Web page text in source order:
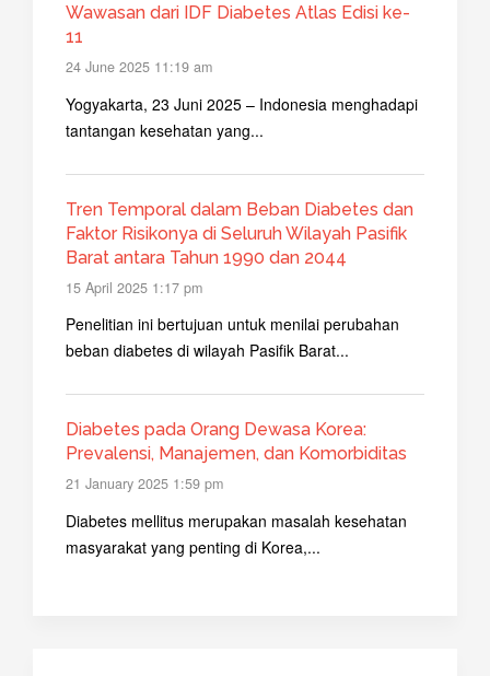
Wawasan dari IDF Diabetes Atlas Edisi ke-
11
24 June 2025 11:19 am
Yogyakarta, 23 Juni 2025 – Indonesia menghadapi
tantangan kesehatan yang...
Tren Temporal dalam Beban Diabetes dan
Faktor Risikonya di Seluruh Wilayah Pasifik
Barat antara Tahun 1990 dan 2044
15 April 2025 1:17 pm
Penelitian ini bertujuan untuk menilai perubahan
beban diabetes di wilayah Pasifik Barat...
Diabetes pada Orang Dewasa Korea:
Prevalensi, Manajemen, dan Komorbiditas
21 January 2025 1:59 pm
Diabetes mellitus merupakan masalah kesehatan
masyarakat yang penting di Korea,...